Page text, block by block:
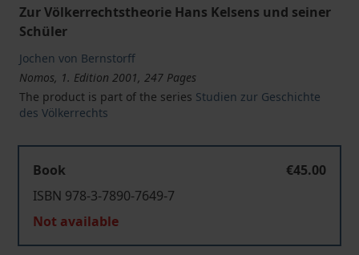
Zur Völkerrechtstheorie Hans Kelsens und seiner
Schüler
Jochen von Bernstorff
Nomos, 1. Edition 2001, 247 Pages
The product is part of the series Studien zur Geschichte
des Völkerrechts
Book
€45.00
ISBN 978-3-7890-7649-7
Not available